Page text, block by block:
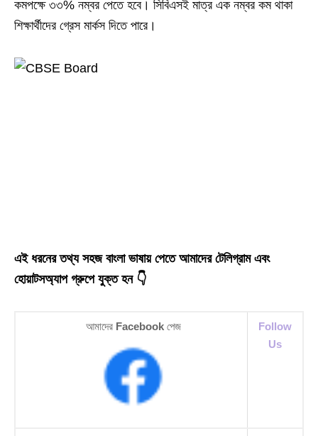
কমপক্ষে ৩৩% নম্বর পেতে হবে। সিবিএসই মাত্র এক নম্বর কম থাকা
শিক্ষার্থীদের গ্রেস মার্কস দিতে পারে।
এই ধরনের তথ্য সহজ বাংলা ভাষায় পেতে আমাদের টেলিগ্রাম এবং
হোয়াটসঅ্যাপ গ্রুপে যুক্ত হন 👇
আমাদের Facebook পেজ
Follow
Us